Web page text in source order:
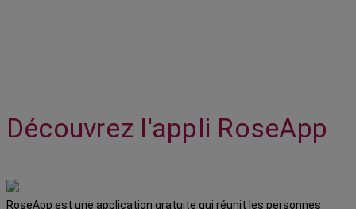
Découvrez l'appli RoseApp
RoseApp est une application gratuite qui réunit les personnes